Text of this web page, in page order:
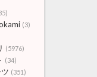
(3)
(5976)
(34)
(351)